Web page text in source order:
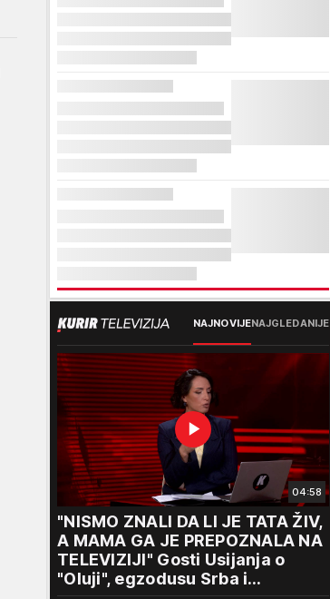
NAJNOVIJENAJGLEDANIJE
04:58
"NISMO ZNALI DA LI JE TATA ŽIV,
A MAMA GA JE PREPOZNALA NA
TELEVIZIJI" Gosti Usijanja o
"Oluji", egzodusu Srba i